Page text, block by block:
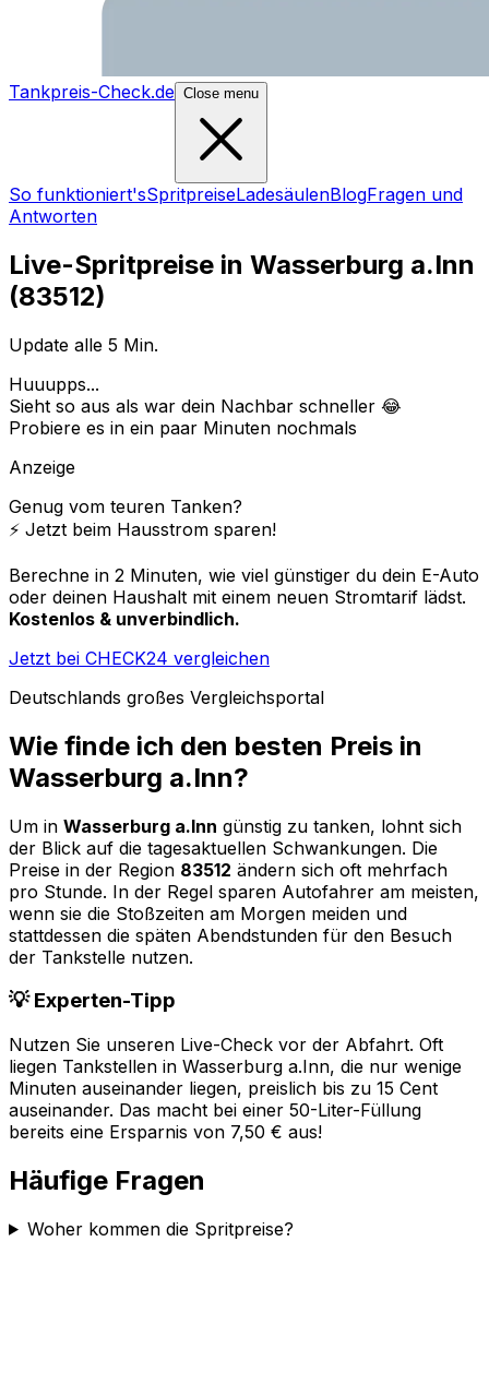
Tankpreis-Check.de Close menu
So funktioniert'sSpritpreiseLadesäulenBlogFragen und
Antworten
Live-Spritpreise in Wasserburg a.Inn
(83512)
Update alle 5 Min.
Huuupps...
Sieht so aus als war dein Nachbar schneller 😂
Probiere es in ein paar Minuten nochmals
Anzeige
Genug vom teuren Tanken?
⚡️ Jetzt beim Hausstrom sparen!
Berechne in 2 Minuten, wie viel günstiger du dein E-Auto
oder deinen Haushalt mit einem neuen Stromtarif lädst.
Kostenlos & unverbindlich.
Jetzt bei CHECK24 vergleichen
Deutschlands großes Vergleichsportal
Wie finde ich den besten Preis in
Wasserburg a.Inn?
Um in Wasserburg a.Inn günstig zu tanken, lohnt sich
der Blick auf die tagesaktuellen Schwankungen. Die
Preise in der Region 83512 ändern sich oft mehrfach
pro Stunde. In der Regel sparen Autofahrer am meisten,
wenn sie die Stoßzeiten am Morgen meiden und
stattdessen die späten Abendstunden für den Besuch
der Tankstelle nutzen.
💡 Experten-Tipp
Nutzen Sie unseren Live-Check vor der Abfahrt. Oft
liegen Tankstellen in Wasserburg a.Inn, die nur wenige
Minuten auseinander liegen, preislich bis zu 15 Cent
auseinander. Das macht bei einer 50-Liter-Füllung
bereits eine Ersparnis von 7,50 € aus!
Häufige Fragen
Woher kommen die Spritpreise?